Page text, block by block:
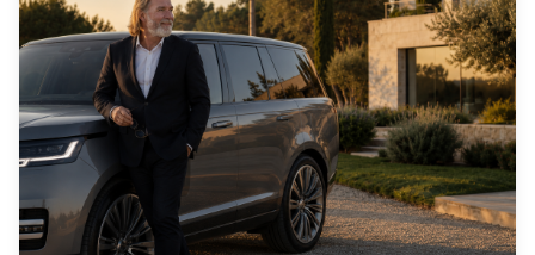
planes, responsabilidad y confianza.
Para nosotros, esto no es solo trabajo. Es el estilo de nuestra
vida profesional.